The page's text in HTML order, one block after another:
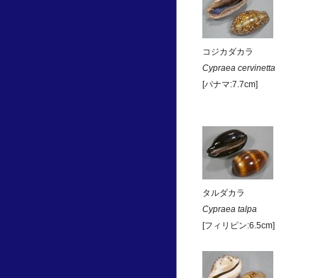
コジカダカラ
Cypraea cervinetta
[パナマ:7.7cm]
タルダカラ
Cypraea talpa
[フィリピン:6.5cm]